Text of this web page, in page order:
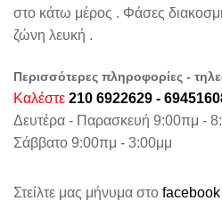
στο κάτω μέρος . Φάσες
ζώνη λευκή .
Περισσότερες πληροφορίες -
Καλέστε 210 6922629 -
Δευτέρα - Παρασκευή 9:00πμ -
Σάββατο 9:00πμ - 3:00μμ
Στείλτε μας μήνυμα στο